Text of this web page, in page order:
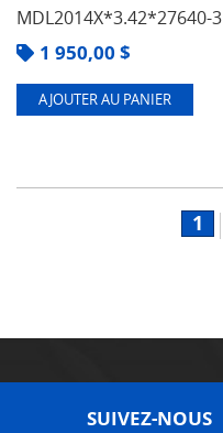
MDL2014X*3.42*27640-3
1 950,00 $
AJOUTER AU PANIER
1
SUIVEZ-NOUS